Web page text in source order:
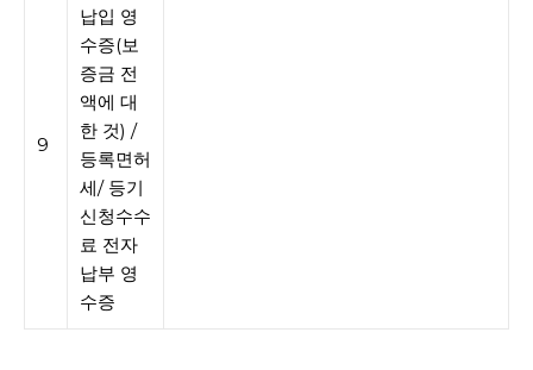
9
납입 영
수증(보
증금 전
액에 대
한 것) /
등록면허
세/ 등기
신청수수
료 전자
납부 영
수증